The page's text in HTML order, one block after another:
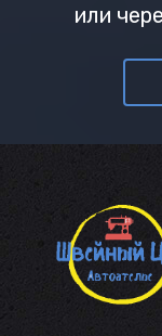
или